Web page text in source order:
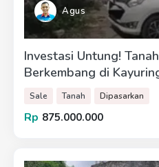
Agus
Investasi Untung!
Berkembang di
Sale Tanah Dipasarkan
Rp 875.000.000